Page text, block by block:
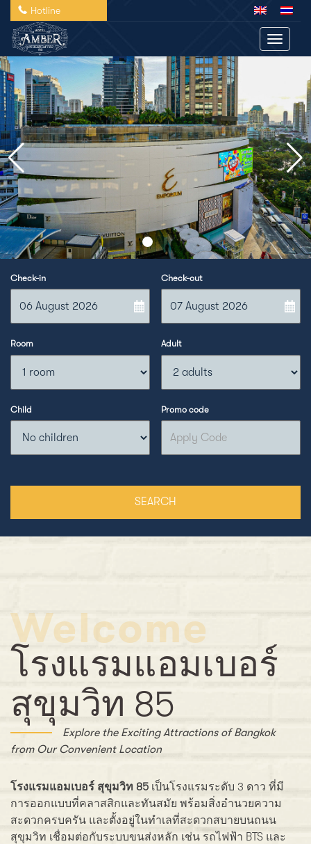
Hotline
Toggle
Check-in Check-out
Room Adult
Child Promo code
SEARCH
Welcome
โรงแรมแอมเบอร์
สุขุมวิท 85
Explore the Exciting Attractions of Bangkok
from Our Convenient Location
โรงแรมแอมเบอร์ สุขุมวิท 85 เป็นโรงแรมระดับ 3 ดาว ที่มี
การออกแบบที่คลาสสิกและทันสมัย ​​พร้อมสิ่งอำนวยความ
สะดวกครบครัน และตั้งอยู่ในทำเลที่สะดวกสบายบนถนน
สุขุมวิท เชื่อมต่อกับระบบขนส่งหลัก เช่น รถไฟฟ้า BTS และ